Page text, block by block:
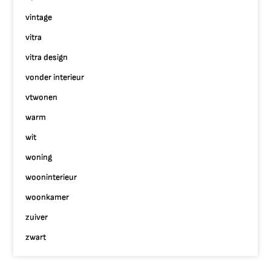
vintage
vitra
vitra design
vonder interieur
vtwonen
warm
wit
woning
wooninterieur
woonkamer
zuiver
zwart